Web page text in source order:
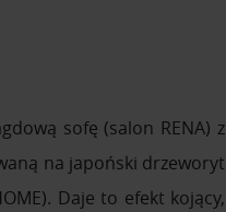
sofę (salon RENA) z
na japoński drzeworyt
Daje to efekt kojący,